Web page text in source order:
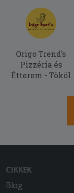
a
másfél
rendben
fele pedig
hogy
képest
Finom
Origo Trend’s
Pizzéria és
Étterem - Tököl
CIKKEK
Blog